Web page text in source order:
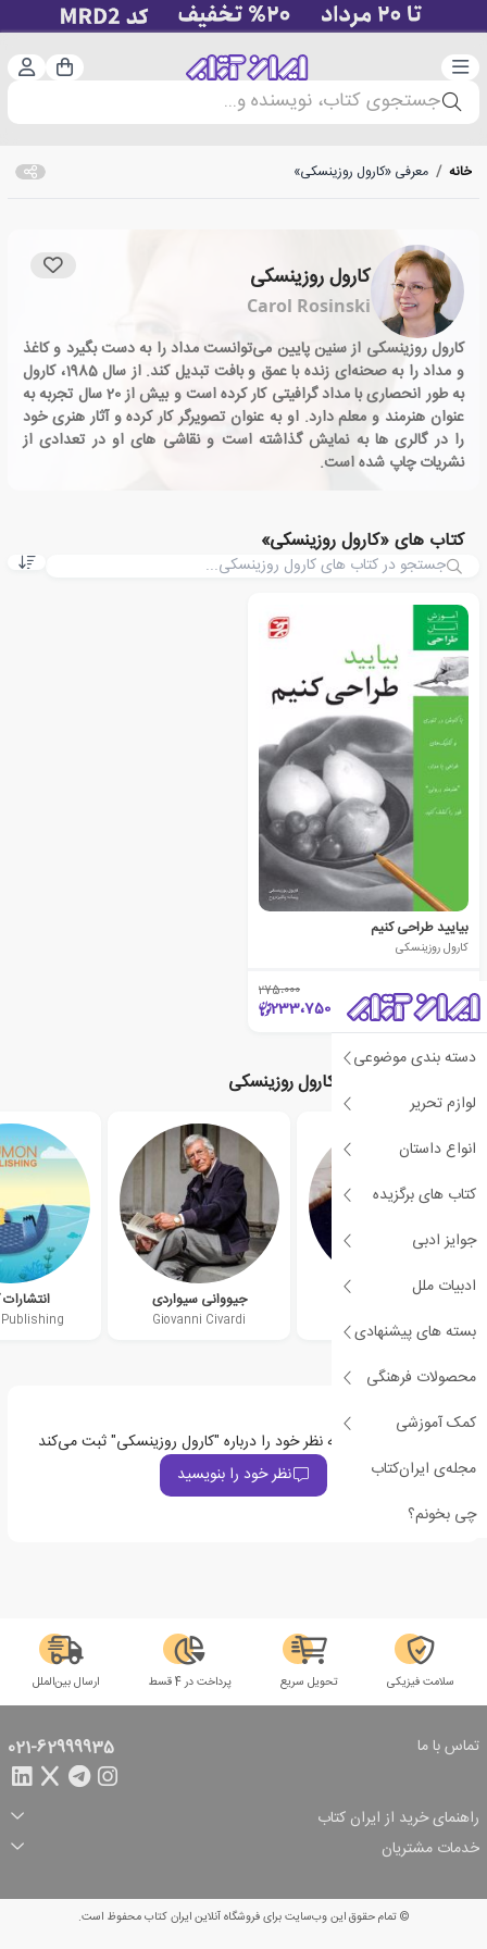
دسته‌بندی سبد
جستجوی کتاب، نویسنده و...
دسته بندی موضوعی
لوازم تحریر
انواع داستان
کتاب های برگزیده
جوایز ادبی
ادبیات ملل
بسته های پیشنهادی
محصولات فرهنگی
کمک آموزشی
مجله‌ی ایران‌کتاب
چی بخونم؟
خانه / معرفی «کارول روزینسکی»
کارول روزینسکی
Carol Rosinski
کارول روزینسکی از سنین پایین می‌توانست مداد را به دست بگیرد و کاغذ
و مداد را به صحنه‌ای زنده با عمق و بافت تبدیل کند. از سال 1985، کارول
به طور انحصاری با مداد گرافیتی کار کرده است و بیش از 20 سال تجربه به
عنوان هنرمند و معلم دارد. او به عنوان تصویرگر کار کرده و آثار هنری خود
را در گالری ها به نمایش گذاشته است و نقاشی های او در تعدادی از
نشریات چاپ شده است.
کتاب های «کارول روزینسکی»
بیایید طراحی کنیم
کارول روزینسکی
٪15 275،000
233،750
نویسندگان مرتبط با کارول روزینسکی
کریستوفر هارت جیووانی سیواردی
Giovanni Civardi
اولین نفری باشید که نظر خود را درباره "کارول روزینسکی" ثبت می‌کند
نظر خود را بنویسید
سلامت فیزیکی تحویل سریع پرداخت در 4 قسط ارسال بین‌الملل
تماس با ما 021-62999935
راهنمای خرید از ایران کتاب
ثبت سفارش
شرایط ارسال سفارش
شیوه پرداخت
تخفیف‌های خرید
خدمات مشتریان
© تمام حقوق این وب‌سایت برای فروشگاه آنلاین ایران کتاب محفوظ است.